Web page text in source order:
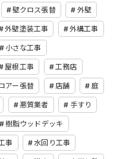
壁クロス張替 外壁
外壁塗装工事 外構工事
小さな工事
屋根工事 工務店
アー張替 店舗 庭
悪質業者 手すり
樹脂ウッドデッキ
事 水回り工事